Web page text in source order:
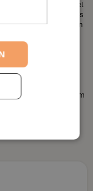
huis, een financieel
andere misvatting is
het geval. De kosten
van de
Bij House of
financiële
zonder uw
door de
bent naar
Gijverinkhove, neem
klaar om u te helpen